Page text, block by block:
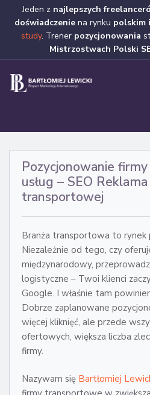
Jeden z najlepszych
doświadczenie na rynku polskim
study. Trener pozycjonowania
Mistrzostwach Polski
Pozycjonowanie
usług – SEO
transportowej
Branża transportowa to rynek
Niezależnie od tego, czy
międzynarodowy,
logistyczne – Twoi klienci
Google. I właśnie tam
Dobrze zaplanowane
więcej kliknięć, ale przede
ofertowych, większa liczba
firmy.
Nazywam się Bartłomiej